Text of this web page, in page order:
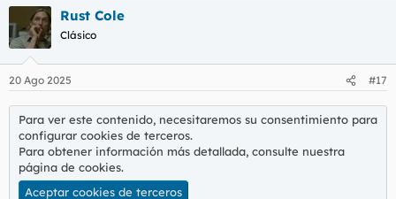
Rust Cole
Clásico
20 Ago 2025 #17
Para ver este contenido, necesitaremos su consentimiento para
configurar cookies de terceros.
Para obtener información más detallada, consulte nuestra
página de cookies.
Aceptar cookies de terceros